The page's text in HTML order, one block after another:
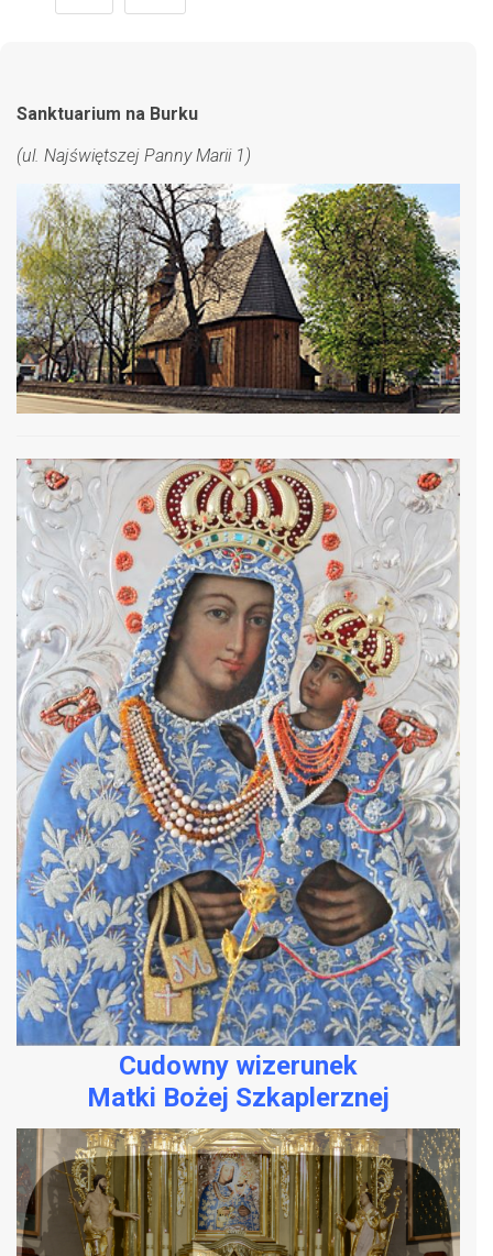
Sanktuarium na Burku
(ul. Najświętszej Panny Marii 1)
Cudowny wizerunek
Matki Bożej Szkaplerznej